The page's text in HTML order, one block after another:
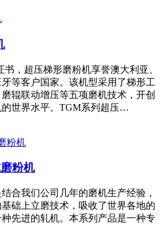
书，超压梯形磨粉机享誉澳大利亚、
等客户国家。该机型采用了梯形工
辊联动增压等五项磨机技术，开创
的世界水平。TGM系列超压…
粉机
合我们公司几年的磨机生产经验，
础上立磨技术，吸收了世界各地的
先进的轧机。本系列产品是一种专